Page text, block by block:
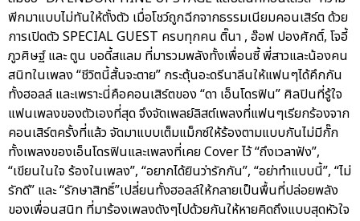
พีกมาแบบไม่ทันให้ตั้งตัว เมื่อโชว์ถูกฉีกจากธรรมเนียมคอนเสิร์ต ด้วย
การเปิดตัว SPECIAL GUEST ครบทุกคน ติ๊นา , อ๊อฟ ปองศักดิ์, โจอี้
ภูวศิษฐ์ และ ตูน บอดี้สแลม ที่มารวมพลังทั้งเพื่อนซี้ พี่สาวและน้องคน
สนิทในเพลง “ชีวิตนี้สั้นจะตาย” กระตุ้นอะดรีนาลีนให้แฟนๆได้คึกกัน
ทั้งฮอลล์ และเพราะนี่คือคอนเสิร์ตของ “ดา เอ็นโดรฟิน” ศิลปินที่รู้ใจ
แฟนเพลงของตัวเองที่สุด จึงจัดเพลย์ลิสต์เพลงที่แฟนๆเรียกร้องจาก
คอนเสิร์ตครั้งที่แล้ว จัดมาแบบเต็มแม็กซ์ให้ร้องตามแบบกันไม่มีกั๊ก
ทั้งเพลงของเอ็นโดรฟินและเพลงที่เคย Cover ไว้ “ถึงเวลาฟัง”,
“เขียนในใจ ร้องในเพลง”, “อยากได้ยินว่ารักกัน”, “อย่าทำแบบนี้”, “ไม่
รักดี” และ “รักษาสิทธิ์”เปลี่ยนทั้งฮอลล์ให้กลายเป็นพื้นที่ปล่อยพลัง
ของเพื่อนสนิท ที่มาร้องเพลงดังๆไปด้วยกันให้หายคิดถึงแบบสุดหัวใจ